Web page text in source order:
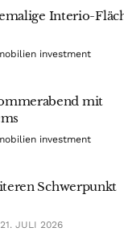
Interio-
investment
mit
investment
Schwerpunkt
JULI 2026